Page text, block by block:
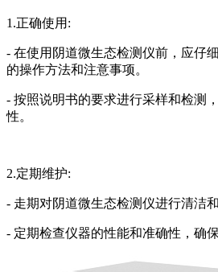
1.正确使用:
- 在使用阴道微生态检测仪前，应仔
的操作方法和注意事项。
- 按照说明书的要求进行采样和检测
性。
2.定期维护:
- 走期对阴道微生态检测仪进行清洁
- 定期检查仪器的性能和准确性，确